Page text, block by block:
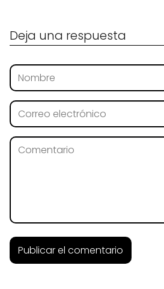
Deja una respuesta